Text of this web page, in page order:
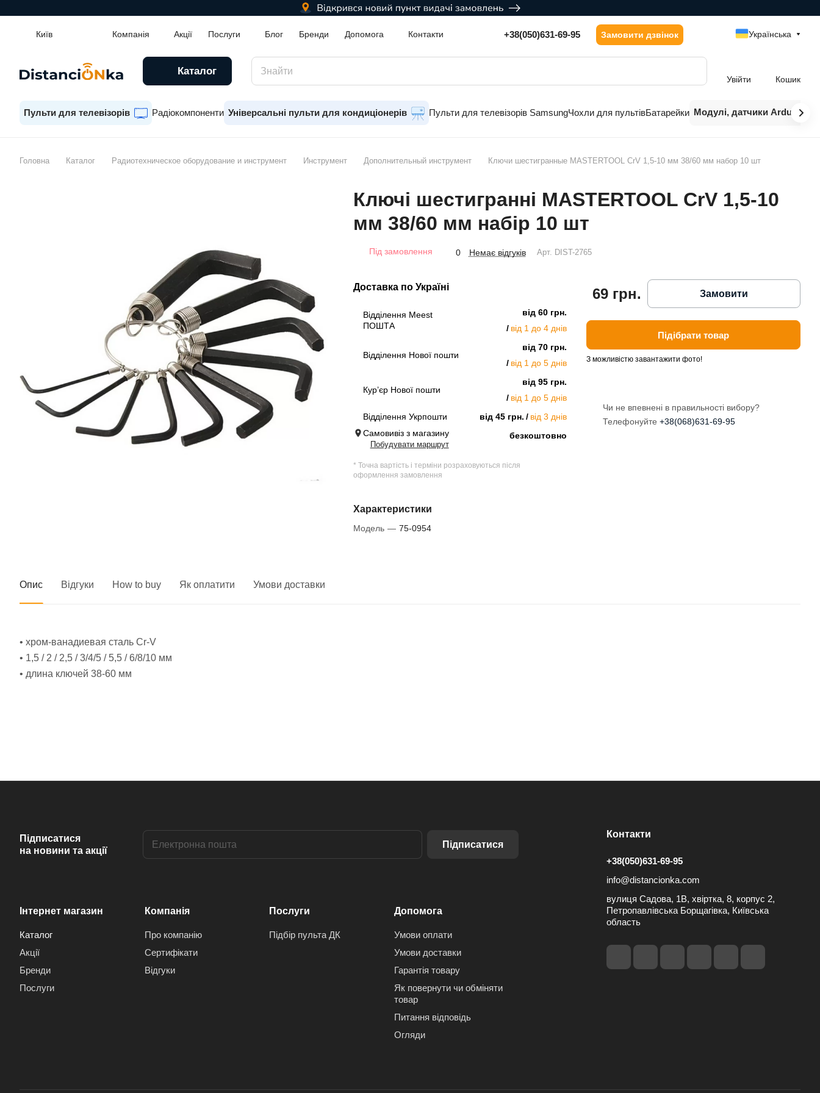
Київ Компанія Акції Послуги Блог Бренди Допомога Контакти +38(050)631-69-95 Замовити дзвінок Українська
Каталог
Увійти Кошик
Пульти для телевізорів Радіокомпоненти Універсальні пульти для кондиціонерів Пульти для телевізорів SamsungЧохли для пультівБатарейки Модулі, датчики Arduino
Головна Каталог Радиотехническое оборудование и инструмент Инструмент Дополнительный инструмент Ключи шестигранные MASTERTOOL CrV 1,5-10 мм 38/60 мм набор 10 шт
Ключі шестигранні MASTERTOOL CrV 1,5-10
мм 38/60 мм набір 10 шт
Під замовлення 0 Немає відгуків Арт. DIST-2765
Доставка по Україні
Відділення Meest
ПОШТА
від 60 грн.
від 1 до 4 днів
Відділення Нової пошти
від 70 грн.
від 1 до 5 днів
Кур’єр Нової пошти
від 95 грн.
від 1 до 5 днів
Відділення Укрпошти
від 45 грн.
від 3 днів
Самовивіз з магазину
Побудувати маршрут
безкоштовно
* Точна вартість і терміни розраховуються після
оформлення замовлення
Характеристики
Модель — 75-0954
69 грн. Замовити
Підібрати товар
З можливістю завантажити фото!
Чи не впевнені в правильності вибору?
Телефонуйте+38(068)631-69-95
Опис Відгуки How to buy Як оплатити Умови доставки
• хром-ванадиевая сталь Cr-V
• 1,5 / 2 / 2,5 / 3/4/5 / 5,5 / 6/8/10 мм
• длина ключей 38-60 мм
Підписатися
на новини та акції
Підписатися
Інтернет магазин
Каталог
Акції
Бренди
Послуги
Компанія
Про компанію
Сертифікати
Відгуки
Послуги
Підбір пульта ДК
Допомога
Умови оплати
Умови доставки
Гарантія товару
Як повернути чи обміняти
товар
Питання відповідь
Огляди
Контакти
+38(050)631-69-95
info@distancionka.com
вулиця Садова, 1В, хвіртка, 8, корпус 2,
Петропавлівська Борщагівка, Київська
область